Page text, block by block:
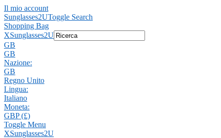
Il mio account
Sunglasses2UToggle Search
Shopping Bag
XSunglasses2U
GB
GB
Nazione:
GB
Regno Unito
Lingua:
Italiano
Moneta:
GBP (£)
Toggle Menu
XSunglasses2U